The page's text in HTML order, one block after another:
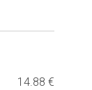
14.88 €